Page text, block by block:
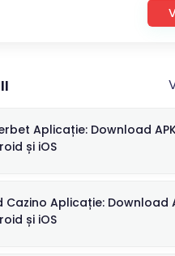
Aplicație: Download
și iOS
Cazino Aplicație: Download
și iOS